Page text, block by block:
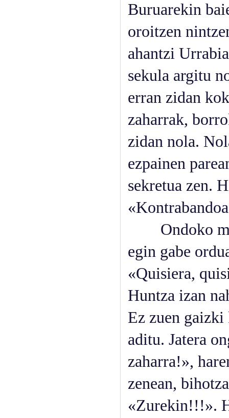
Buruarekin
oroitzen
ahantzi
sekula argitu
erran zidan
zaharrak,
zidan nola.
ezpainen
sekretua zen.
Ondoko
egin gabe
«Quisiera,
Huntza izan
Ez zuen gaizki
aditu. Jatera
zaharra!»,
zenean,
«Zurekin!!!».